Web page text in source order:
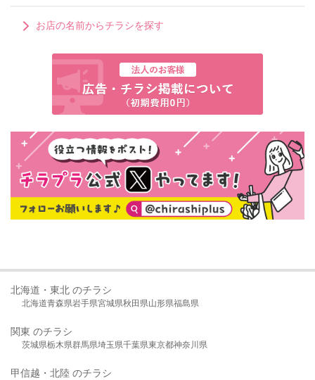
お店の名前からチラシを探す
北海道・東北 のチラシ
北海道青森県岩手県宮城県秋田県山形県福島県
関東 のチラシ
茨城県栃木県群馬県埼玉県千葉県東京都神奈川県
甲信越・北陸 のチラシ